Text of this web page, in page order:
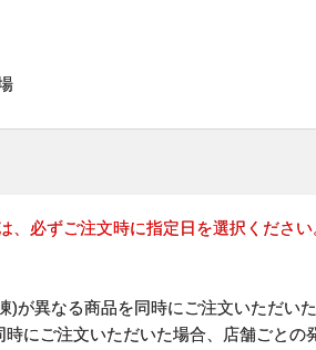
、必ずご注文時に指定日を選択くださ
)が異なる商品を同時にご注文いただい
にご注文いただいた場合、店舗ごとの